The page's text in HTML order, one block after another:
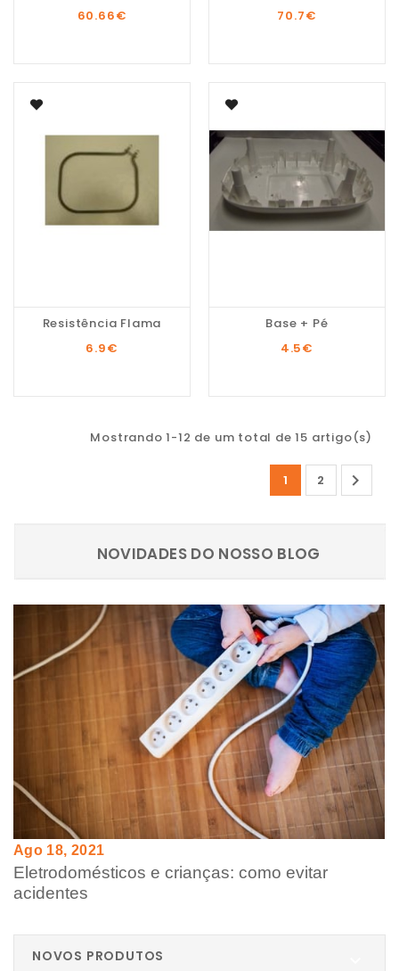
60.66€ 70.7€
Resistência Flama
6.9€
Base + Pé
4.5€
Mostrando 1-12 de um total de 15 artigo(s)
1 2 
Ago 18, 2021
Eletrodomésticos e crianças: como evitar
acidentes
NOVIDADES DO NOSSO BLOG
Jun 23, 2021
Preparado para conhecer o Ar Condicionado
ideal para a sua casa?
NOVIDADES DO NOSSO BLOG
NOVOS PRODUTOS